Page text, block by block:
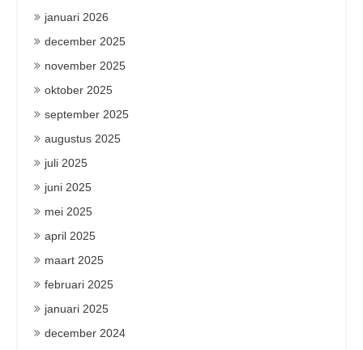
januari 2026
december 2025
november 2025
oktober 2025
september 2025
augustus 2025
juli 2025
juni 2025
mei 2025
april 2025
maart 2025
februari 2025
januari 2025
december 2024